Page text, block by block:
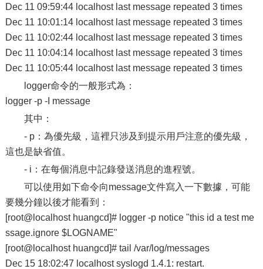
Dec 11 09:59:44 localhost last message repeated 3 times
Dec 11 10:01:14 localhost last message repeated 3 times
Dec 11 10:02:44 localhost last message repeated 3 times
Dec 11 10:04:14 localhost last message repeated 3 times
Dec 11 10:05:44 localhost last message repeated 3 times
logger命令的一般形式為：
logger -p -I message
其中：
- p：為優先級，這裡只涉及到提示用戶注意的優先級，
這也是缺省值。
- i：在每個消息中記錄發送消息的進程號。
可以使用如下命令向message文件寫入一下數據，可能
要幾分鐘以後才能看到：
[root@localhost huangcd]# logger -p notice "this id a test me
ssage.ignore $LOGNAME"
[root@localhost huangcd]# tail /var/log/messages
Dec 15 18:02:47 localhost syslogd 1.4.1: restart.